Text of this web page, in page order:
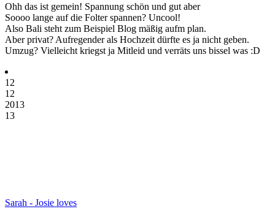
Ohh das ist gemein! Spannung schön und gut aber
Soooo lange auf die Folter spannen? Uncool!
Also Bali steht zum Beispiel Blog mäßig aufm plan.
Aber privat? Aufregender als Hochzeit dürfte es ja nicht geben.
Umzug? Vielleicht kriegst ja Mitleid und verräts uns bissel was :D
12
12
2013
13
Sarah - Josie loves